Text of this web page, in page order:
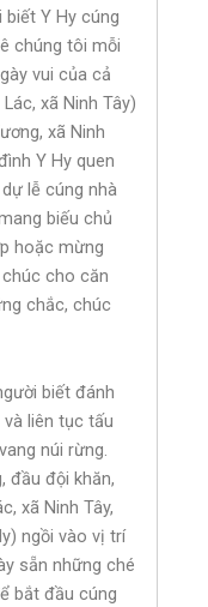
biết Y Hy cúng
chúng tôi mỗi
vui của cả
xã Ninh Tây)
xã Ninh
Y Hy quen
lễ cúng nhà
biếu chủ
hoặc mừng
cho căn
chắc, chúc
biết đánh
liên tục tấu
núi rừng.
đầu đội khăn,
xã Ninh Tây,
ngồi vào vị trí
sẵn những ché
bắt đầu cúng